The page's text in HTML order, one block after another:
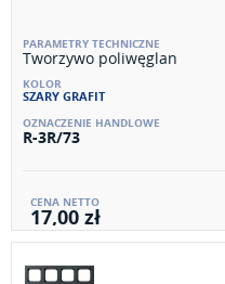
Tworzywo poliwęglan
SZARY GRAFIT
R-3R/73
17,00 zł